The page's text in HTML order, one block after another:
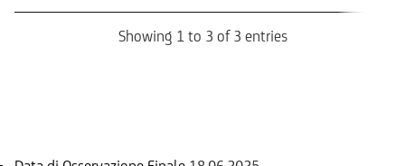
Showing 1 to 3 of 3 entries